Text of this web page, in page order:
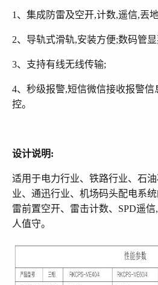
1、集成防雷及空开,计数,遥信,丟地
2、导轨式滑轨,安装方便;数码管显
3、支持有线无线传输;
4、秒级报警,短信微信接收报警
控。
设计说明:
适用于电力行业、铁路行业、石
业、通迅行业、机场码头配电系
雷前置空开、雷击计数、SPD遥
人值守。